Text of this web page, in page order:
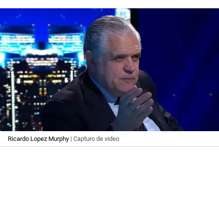
Ricardo Lopez Murphy | Capturo de video